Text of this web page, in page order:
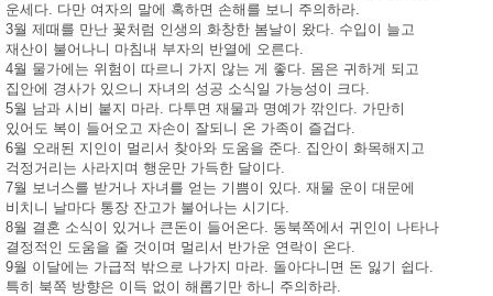
운세다. 다만 여자의 말에 혹하면 손해를 보니 주의하라.
3월 제때를 만난 꽃처럼 인생의 화창한 봄날이 왔다. 수입이 늘고
재산이 불어나니 마침내 부자의 반열에 오른다.
4월 물가에는 위험이 따르니 가지 않는 게 좋다. 몸은 귀하게 되고
집안에 경사가 있으니 자녀의 성공 소식일 가능성이 크다.
5월 남과 시비 붙지 마라. 다투면 재물과 명예가 깎인다. 가만히
있어도 복이 들어오고 자손이 잘되니 온 가족이 즐겁다.
6월 오래된 지인이 멀리서 찾아와 도움을 준다. 집안이 화목해지고
걱정거리는 사라지며 행운만 가득한 달이다.
7월 보너스를 받거나 자녀를 얻는 기쁨이 있다. 재물 운이 대문에
비치니 날마다 통장 잔고가 불어나는 시기다.
8월 결혼 소식이 있거나 큰돈이 들어온다. 동북쪽에서 귀인이 나타나
결정적인 도움을 줄 것이며 멀리서 반가운 연락이 온다.
9월 이달에는 가급적 밖으로 나가지 마라. 돌아다니면 돈 잃기 쉽다.
특히 북쪽 방향은 이득 없이 해롭기만 하니 주의하라.